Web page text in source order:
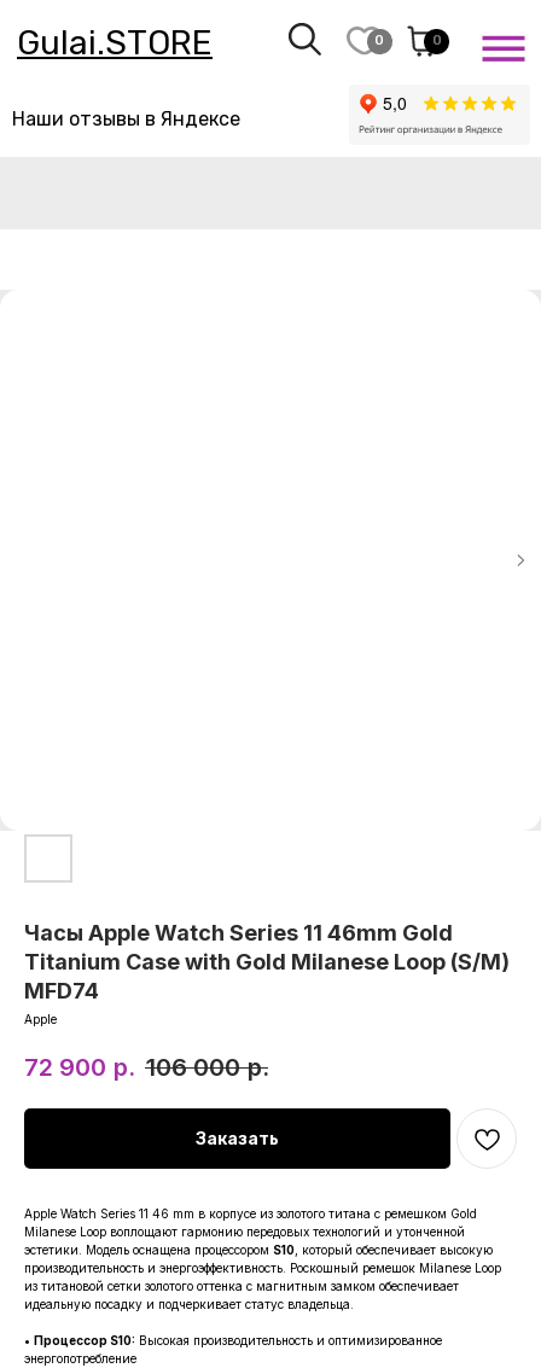
0
Gulai.STORE
Наши отзывы в Яндексе
Часы Apple Watch Series 11 46mm Gold
Titanium Case with Gold Milanese Loop (S/M)
MFD74
Apple
72 900 р. 106 000 р.
Заказать
Apple Watch Series 11 46 mm в корпусе из золотого титана с ремешком Gold
Milanese Loop воплощают гармонию передовых технологий и утонченной
эстетики. Модель оснащена процессором S10 , который обеспечивает высокую
производительность и энергоэффективность. Роскошный ремешок Milanese Loop
из титановой сетки золотого оттенка с магнитным замком обеспечивает
идеальную посадку и подчеркивает статус владельца.
• Процессор S10: Высокая производительность и оптимизированное
энергопотребление